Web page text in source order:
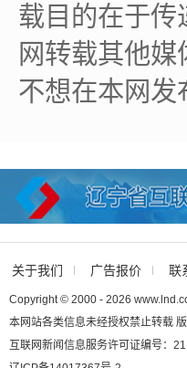
载目的在于传
网转载其他
不想在本网发
关于我们 广告报价 联
Copyright © 2000 - 2026
本网站各类信息未经授权禁止转载
互联网新闻信息服务许可证编号：